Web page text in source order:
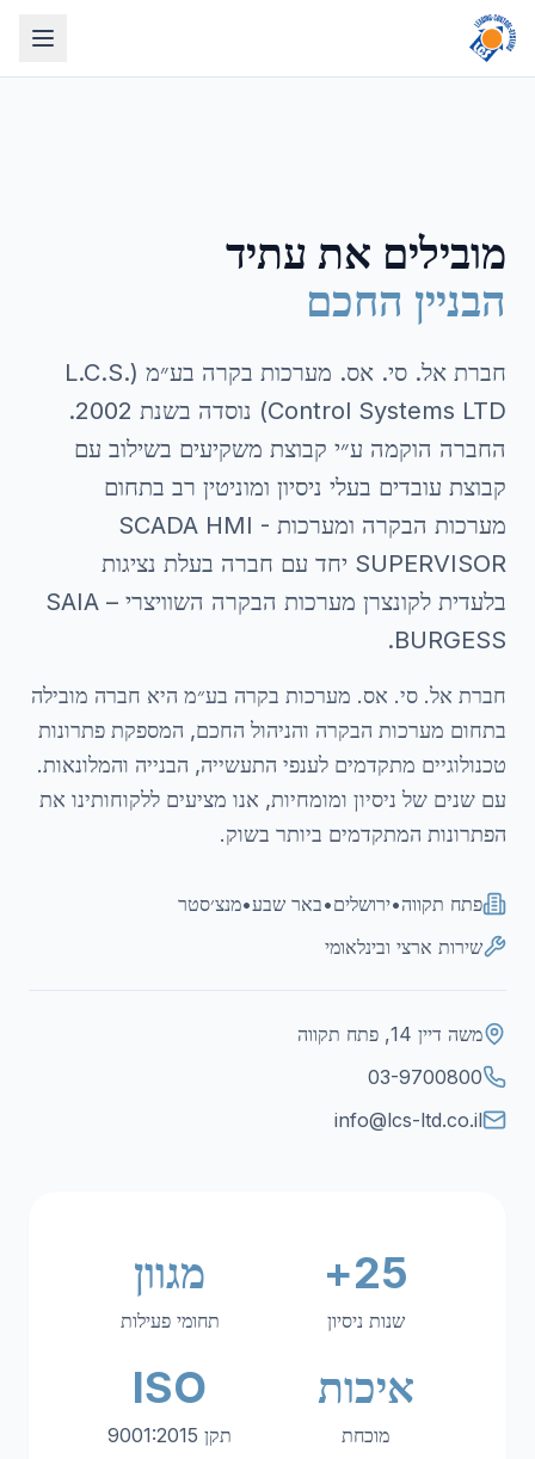
מובילים את עתיד
הבניין החכם
חברת אל. סי. אס. מערכות בקרה בע״מ (L.C.S.
Control Systems LTD) נוסדה בשנת 2002.
החברה הוקמה ע״י קבוצת משקיעים בשילוב עם
קבוצת עובדים בעלי ניסיון ומוניטין רב בתחום
מערכות הבקרה ומערכות SCADA HMI -
SUPERVISOR יחד עם חברה בעלת נציגות
בלעדית לקונצרן מערכות הבקרה השוויצרי – SAIA
BURGESS.
חברת אל. סי. אס. מערכות בקרה בע״מ היא חברה מובילה
בתחום מערכות הבקרה והניהול החכם, המספקת פתרונות
טכנולוגיים מתקדמים לענפי התעשייה, הבנייה והמלונאות.
עם שנים של ניסיון ומומחיות, אנו מציעים ללקוחותינו את
הפתרונות המתקדמים ביותר בשוק.
פתח תקווה•ירושלים•באר שבע•מנצ׳סטר
שירות ארצי ובינלאומי
משה דיין 14, פתח תקווה
03-9700800
info@lcs-ltd.co.il
25+
שנות ניסיון
מגוון
תחומי פעילות
איכות
מוכחת
ISO
תקן 9001:2015